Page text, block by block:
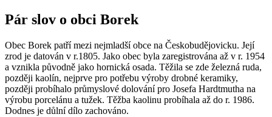
Pár slov o obci Borek
Obec Borek patří mezi nejmladší obce na Českobudějovicku. Její
zrod je datován v r.1805. Jako obec byla zaregistrována až v r. 1954
a vznikla původně jako hornická osada. Těžila se zde železná ruda,
později kaolín, nejprve pro potřebu výroby drobné keramiky,
později probíhalo průmyslové dolování pro Josefa Hardtmutha na
výrobu porcelánu a tužek. Těžba kaolinu probíhala až do r. 1986.
Dodnes je důlní dílo zachováno.